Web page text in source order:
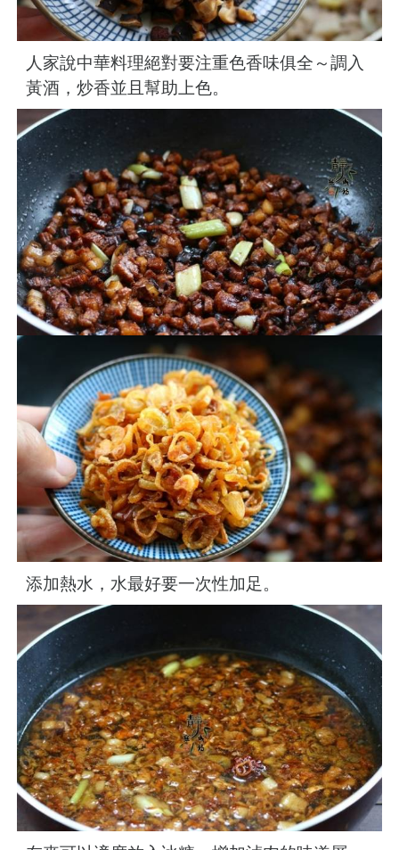
人家說中華料理絕對要注重色香味俱全～調入
黃酒，炒香並且幫助上色。
添加熱水，水最好要一次性加足。